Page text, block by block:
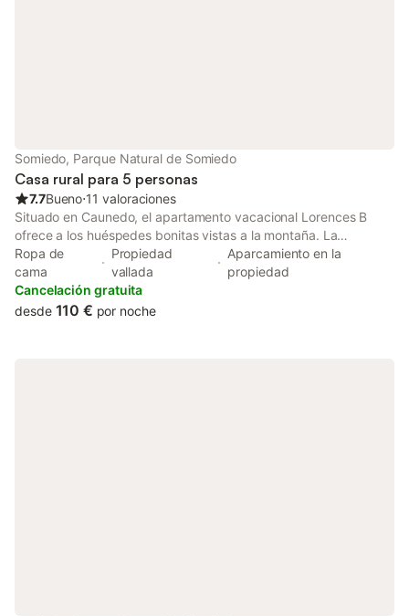
Somiedo, Parque Natural de Somiedo
Casa rural para 5 personas
7.7Bueno⋅11 valoraciones
Situado en Caunedo, el apartamento vacacional Lorences B
ofrece a los huéspedes bonitas vistas a la montaña. La
propiedad de 2 plantas consta de una sala de estar, una cocina,
2 dormitorios y 1 baño, por lo que puede alojar a 5 personas.
Los servicios adicionales incluyen televisión y lavadora. También
hay una cuna disponible. Este alojamiento no ofrece: Wi-Fi y aire
Ropa de
cama
Propiedad
vallada
Aparcamiento en la
propiedad
Cancelación gratuita
desde 110 € por noche